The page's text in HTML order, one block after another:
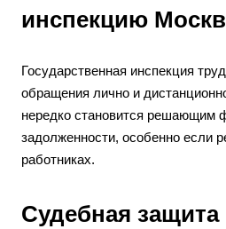
инспекцию
Государственная инспекция
обращения лично и
нередко становится решающим
задолженности, особенно если
работниках.
Судебная защита